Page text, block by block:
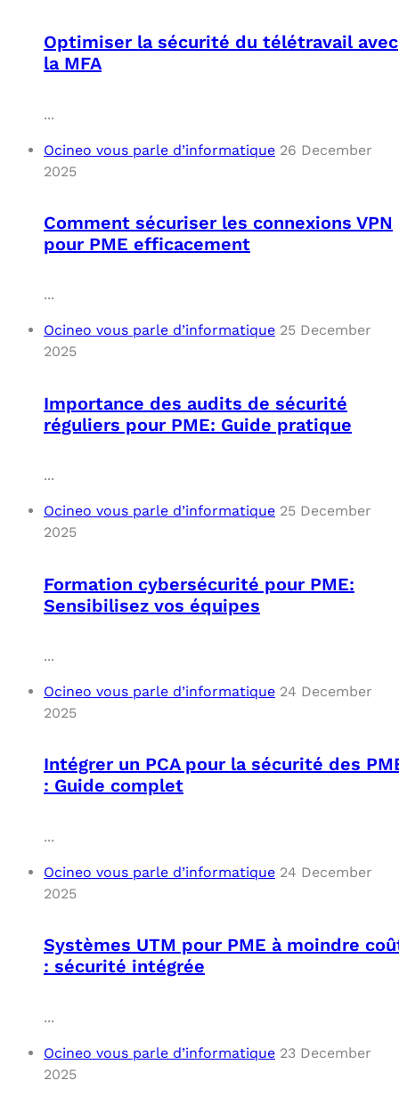
Optimiser la sécurité du télétravail avec
la MFA
...
Ocineo vous parle d’informatique 26 December
2025
Comment sécuriser les connexions VPN
pour PME efficacement
...
Ocineo vous parle d’informatique 25 December
2025
Importance des audits de sécurité
réguliers pour PME: Guide pratique
...
Ocineo vous parle d’informatique 25 December
2025
Formation cybersécurité pour PME:
Sensibilisez vos équipes
...
Ocineo vous parle d’informatique 24 December
2025
Intégrer un PCA pour la sécurité des
: Guide complet
...
Ocineo vous parle d’informatique 24 December
2025
Systèmes UTM pour PME à moindre
: sécurité intégrée
...
Ocineo vous parle d’informatique 23 December
2025